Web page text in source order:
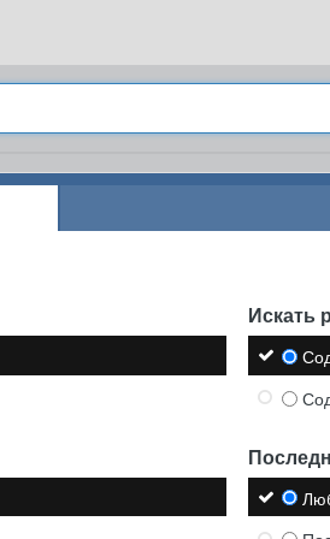
Искать